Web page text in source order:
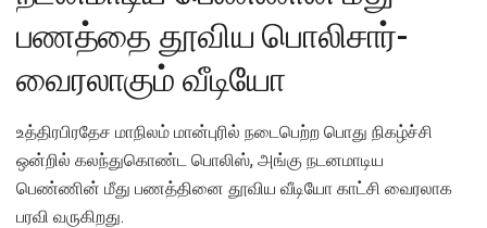
பணத்தை தூவிய பொலிசார்-
வைரலாகும் வீடியோ
உத்திரபிரதேச மாநிலம் மான்புரில் நடைபெற்ற பொது நிகழ்ச்சி
ஒன்றில் கலந்துகொண்ட பொலிஸ், அங்கு நடனமாடிய
பெண்ணின் மீது பணத்தினை தூவிய வீடியோ காட்சி வைரலாக
பரவி வருகிறது.